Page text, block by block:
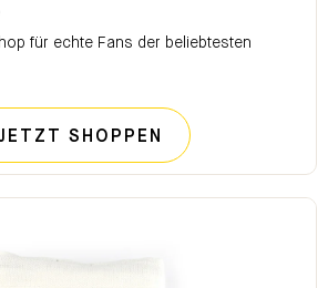
für echte Fans der beliebtesten
SHOPPEN STRÖCK